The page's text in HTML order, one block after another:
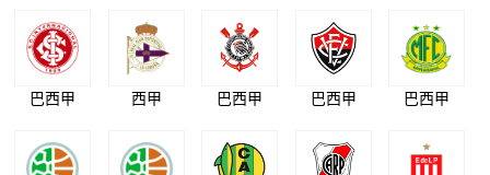
巴西甲 西甲 巴西甲 巴西甲 巴西甲